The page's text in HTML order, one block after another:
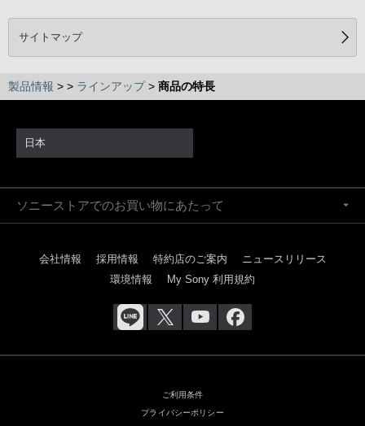
サイトマップ
製品情報 > > ラインアップ > 商品の特長
日本
ソニーストアでのお買い物にあたって
会社情報 採用情報 特約店のご案内
ニュースリリース
環境情報
My Sony 利用規約
ご利用条件
プライバシーポリシー